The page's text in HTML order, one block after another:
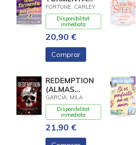
PERFECTA
FORTUNE, CARLEY
Disponibilitat
inmediata
20,90 €
Comprar
REDEMPTION
(ALMAS
LETALES 1)
GARCÍA, MILA
Disponibilitat
inmediata
21,90 €